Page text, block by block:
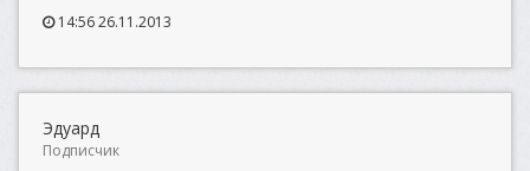
14:56 26.11.2013
Эдуард
Подписчик